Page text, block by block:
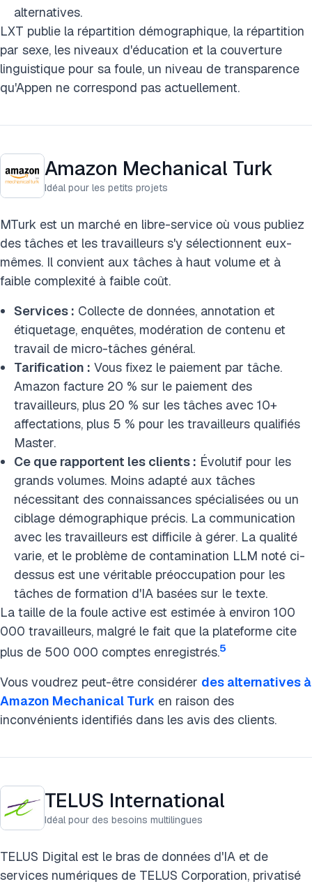
alternatives.
LXT publie la répartition démographique, la répartition
par sexe, les niveaux d'éducation et la couverture
linguistique pour sa foule, un niveau de transparence
qu'Appen ne correspond pas actuellement.
Amazon Mechanical Turk
Idéal pour les petits projets
MTurk est un marché en libre-service où vous publiez
des tâches et les travailleurs s'y sélectionnent eux-
mêmes. Il convient aux tâches à haut volume et à
faible complexité à faible coût.
Services : Collecte de données, annotation et
étiquetage, enquêtes, modération de contenu et
travail de micro-tâches général.
Tarification : Vous fixez le paiement par tâche.
Amazon facture 20 % sur le paiement des
travailleurs, plus 20 % sur les tâches avec 10+
affectations, plus 5 % pour les travailleurs qualifiés
Master.
Ce que rapportent les clients : Évolutif pour les
grands volumes. Moins adapté aux tâches
nécessitant des connaissances spécialisées ou un
ciblage démographique précis. La communication
avec les travailleurs est difficile à gérer. La qualité
varie, et le problème de contamination LLM noté ci-
dessus est une véritable préoccupation pour les
tâches de formation d'IA basées sur le texte.
La taille de la foule active est estimée à environ 100
000 travailleurs, malgré le fait que la plateforme cite
plus de 500 000 comptes enregistrés.5
Vous voudrez peut-être considérer des alternatives à
Amazon Mechanical Turk en raison des
inconvénients identifiés dans les avis des clients.
TELUS International
Idéal pour des besoins multilingues
TELUS Digital est le bras de données d'IA et de
services numériques de TELUS Corporation, privatisé